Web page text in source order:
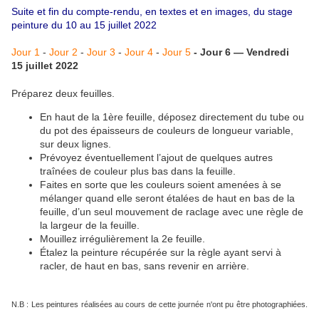
Suite et fin du compte-rendu, en textes et en images, du stage
peinture du 10 au 15 juillet 2022
Jour 1 - Jour 2 - Jour 3 - Jour 4 - Jour 5 - Jour 6 — Vendredi
15 juillet 2022
Préparez deux feuilles.
En haut de la 1ère feuille, déposez directement du tube ou
du pot des épaisseurs de couleurs de longueur variable,
sur deux lignes.
Prévoyez éventuellement l’ajout de quelques autres
traînées de couleur plus bas dans la feuille.
Faites en sorte que les couleurs soient amenées à se
mélanger quand elle seront étalées de haut en bas de la
feuille, d’un seul mouvement de raclage avec une règle de
la largeur de la feuille.
Mouillez irrégulièrement la 2e feuille.
Étalez la peinture récupérée sur la règle ayant servi à
racler, de haut en bas, sans revenir en arrière.
N.B : Les peintures réalisées au cours de cette journée n'ont pu être photographiées.